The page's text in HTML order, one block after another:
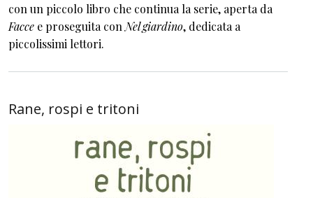
con un piccolo libro che continua la serie, aperta da
Facce e proseguita con Nel giardino, dedicata a
piccolissimi lettori.
Rane, rospi e tritoni